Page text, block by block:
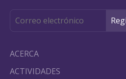
ACERCA
ACTIVIDADES